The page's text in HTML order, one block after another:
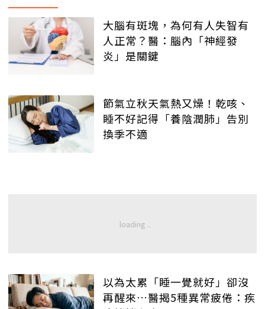
大腦有斑塊，為何有人失智有
人正常？醫：腦內「神經發
炎」是關鍵
節氣立秋天氣熱又燥！乾咳、
睡不好記得「養陰潤肺」告別
換季不適
以為太累「睡一覺就好」卻沒
再醒來…醫揭5種異常疲倦：疾